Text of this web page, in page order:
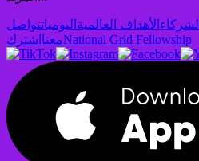
الشركاء الأهداف العالمية اليومياتتواصل
معنا اشترك National Grid Fellowship